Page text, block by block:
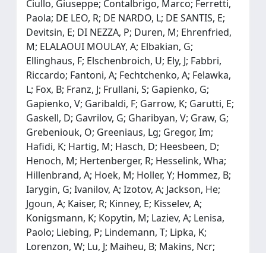
Ciullo, Giuseppe; Contalbrigo, Marco; Ferretti,
Paola; DE LEO, R; DE NARDO, L; DE SANTIS, E;
Devitsin, E; DI NEZZA, P; Duren, M; Ehrenfried,
M; ELALAOUI MOULAY, A; Elbakian, G;
Ellinghaus, F; Elschenbroich, U; Ely, J; Fabbri,
Riccardo; Fantoni, A; Fechtchenko, A; Felawka,
L; Fox, B; Franz, J; Frullani, S; Gapienko, G;
Gapienko, V; Garibaldi, F; Garrow, K; Garutti, E;
Gaskell, D; Gavrilov, G; Gharibyan, V; Graw, G;
Grebeniouk, O; Greeniaus, Lg; Gregor, Im;
Hafidi, K; Hartig, M; Hasch, D; Heesbeen, D;
Henoch, M; Hertenberger, R; Hesselink, Wha;
Hillenbrand, A; Hoek, M; Holler, Y; Hommez, B;
Iarygin, G; Ivanilov, A; Izotov, A; Jackson, He;
Jgoun, A; Kaiser, R; Kinney, E; Kisselev, A;
Konigsmann, K; Kopytin, M; Laziev, A; Lenisa,
Paolo; Liebing, P; Lindemann, T; Lipka, K;
Lorenzon, W; Lu, J; Maiheu, B; Makins, Ncr;